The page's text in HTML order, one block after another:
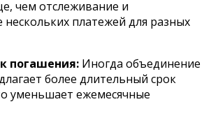
чем отслеживание и
платежей для разных
погашения: Иногда объединение
более длительный срок
уменьшает ежемесячные